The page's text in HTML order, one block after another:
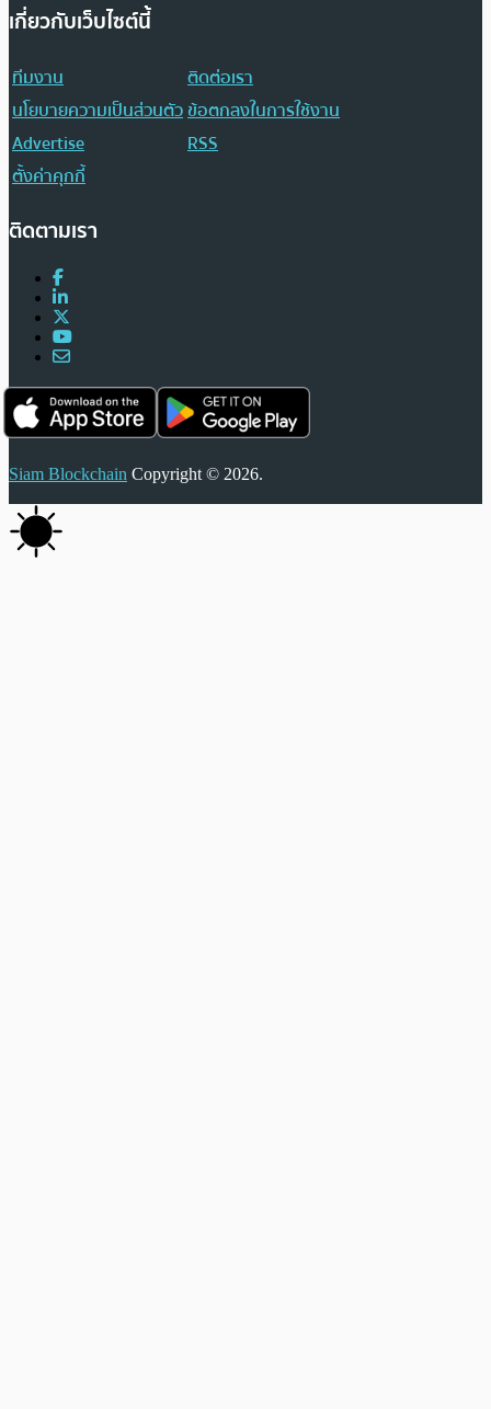
เกี่ยวกับเว็บไซต์นี้
ทีมงาน
ติดต่อเรา
นโยบายความเป็นส่วนตัวข้อตกลงในการใช้งาน
Advertise
RSS
ตั้งค่าคุกกี้
ติดตามเรา
Siam Blockchain Copyright © 2026.